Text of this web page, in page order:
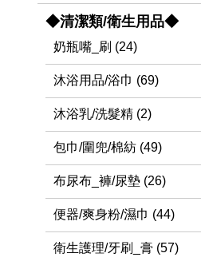
◆清潔類/衛生用品◆
奶瓶嘴_刷 (24)
沐浴用品/浴巾 (69)
沐浴乳/洗髮精 (2)
包巾/圍兜/棉紡 (49)
布尿布_褲/尿墊 (26)
便器/爽身粉/濕巾 (44)
衛生護理/牙刷_膏 (57)